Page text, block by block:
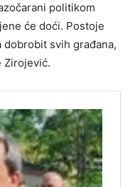
politikom
će doći. Postoje
svih građana,
Zirojević.